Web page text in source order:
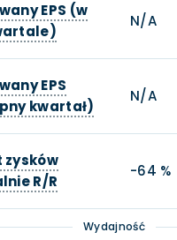
EPS (w
N/A
EPS
kwartał)
N/A
zysków
R/R
-64 %
Wydajność